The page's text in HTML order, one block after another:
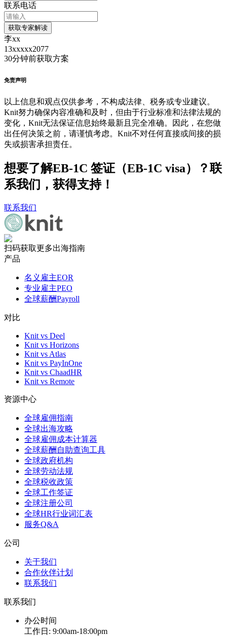
联系电话
获取专家解读
李xx
13xxxxx2077
30分钟前获取方案
免责声明
以上信息和观点仅供参考，不构成法律、税务或专业建议。
Knit努力确保内容准确和及时，但由于行业标准和法律法规的
变化，Knit无法保证信息始终最新且完全准确。因此，在您做
出任何决策之前，请谨慎考虑。Knit不对任何直接或间接的损
失或损害承担责任。
想要了解EB-1C 签证（EB-1C visa）？联
系我们，获得支持！
联系我们
扫码获取更多出海指南
产品
名义雇主EOR
专业雇主PEO
全球薪酬Payroll
对比
Knit vs Deel
Knit vs Horizons
Knit vs Atlas
Knit vs PayInOne
Knit vs ChaadHR
Knit vs Remote
资源中心
全球雇佣指南
全球出海攻略
全球雇佣成本计算器
全球薪酬自助查询工具
全球政府机构
全球劳动法规
全球税收政策
全球工作签证
全球注册公司
全球HR行业词汇表
服务Q&A
公司
关于我们
合作伙伴计划
联系我们
联系我们
办公时间
工作日: 9:00am-18:00pm